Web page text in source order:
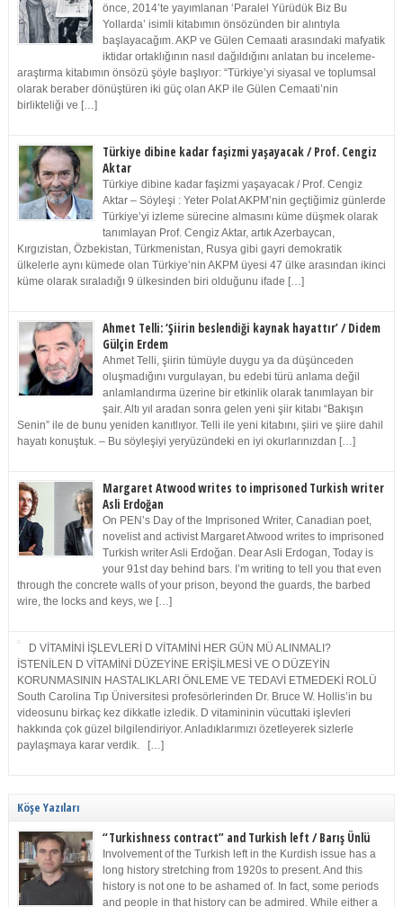
önce, 2014’te yayımlanan ‘Paralel Yürüdük Biz Bu
Yollarda’ isimli kitabımın önsözünden bir alıntıyla
başlayacağım. AKP ve Gülen Cemaati arasındaki mafyatik
iktidar ortaklığının nasıl dağıldığını anlatan bu inceleme-
araştırma kitabımın önsözü şöyle başlıyor: “Türkiye’yi siyasal ve toplumsal
olarak beraber dönüştüren iki güç olan AKP ile Gülen Cemaati’nin
birlikteliği ve […]
Türkiye dibine kadar faşizmi yaşayacak / Prof. Cengiz
Aktar
Türkiye dibine kadar faşizmi yaşayacak / Prof. Cengiz
Aktar – Söyleşi : Yeter Polat AKPM’nin geçtiğimiz günlerde
Türkiye’yi izleme sürecine almasını küme düşmek olarak
tanımlayan Prof. Cengiz Aktar, artık Azerbaycan,
Kırgızistan, Özbekistan, Türkmenistan, Rusya gibi gayri demokratik
ülkelerle aynı kümede olan Türkiye’nin AKPM üyesi 47 ülke arasından ikinci
küme olarak sıraladığı 9 ülkesinden biri olduğunu ifade […]
Ahmet Telli: ‘Şiirin beslendiği kaynak hayattır’ / Didem
Gülçin Erdem
Ahmet Telli, şiirin tümüyle duygu ya da düşünceden
oluşmadığını vurgulayan, bu edebi türü anlama değil
anlamlandırma üzerine bir etkinlik olarak tanımlayan bir
şair. Altı yıl aradan sonra gelen yeni şiir kitabı “Bakışın
Senin” ile de bunu yeniden kanıtlıyor. Telli ile yeni kitabını, şiiri ve şiire dahil
hayatı konuştuk. – Bu söyleşiyi yeryüzündeki en iyi okurlarınızdan […]
Margaret Atwood writes to imprisoned Turkish writer
Asli Erdoğan
On PEN’s Day of the Imprisoned Writer, Canadian poet,
novelist and activist Margaret Atwood writes to imprisoned
Turkish writer Asli Erdoğan. Dear Asli Erdogan, Today is
your 91st day behind bars. I’m writing to tell you that even
through the concrete walls of your prison, beyond the guards, the barbed
wire, the locks and keys, we […]
D VİTAMİNİ İŞLEVLERİ D VİTAMİNİ HER GÜN MÜ ALINMALI?
İSTENİLEN D VİTAMİNİ DÜZEYİNE ERİŞİLMESİ VE O DÜZEYİN
KORUNMASININ HASTALIKLARI ÖNLEME VE TEDAVİ ETMEDEKİ ROLÜ
South Carolina Tıp Üniversitesi profesörlerinden Dr. Bruce W. Hollis’in bu
videosunu birkaç kez dikkatle izledik. D vitamininin vücuttaki işlevleri
hakkında çok güzel bilgilendiriyor. Anladıklarımızı özetleyerek sizlerle
paylaşmaya karar verdik. […]
Köşe Yazıları
“Turkishness contract” and Turkish left / Barış Ünlü
Involvement of the Turkish left in the Kurdish issue has a
long history stretching from 1920s to present. And this
history is not one to be ashamed of. In fact, some periods
and people in that history can be admired. While either a